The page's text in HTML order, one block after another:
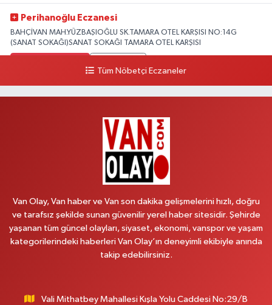
Perihanoğlu Eczanesi
BAHÇİVAN MAH.YÜZBAŞIOĞLU SK.TAMARA OTEL KARŞISI NO:14G
(SANAT SOKAĞI)SANAT SOKAĞI TAMARA OTEL KARŞISI
Yol Tarifi Al
BEYAZIT MAH.ZEYLAN CADDESİ OKYANUS GİYİM YANI NO:1
Afşar Eczanesi
Kazım Karabekir cad.Eski Araştırma Hastanesi karşısı (kent park karşısı )
Gürpınar Eczanesi
Tüm Nöbetçi Eczaneler
Van Olay, Van haber ve Van son dakika gelişmelerini hızlı, doğru
ve tarafsız şekilde sunan güvenilir yerel haber sitesidir. Şehirde
yaşanan tüm güncel olayları, siyaset, ekonomi, vanspor ve yaşam
kategorilerindeki haberleri Van Olay’ın deneyimli ekibiyle anında
takip edebilirsiniz.
Vali Mithatbey Mahallesi Kışla Yolu Caddesi No:29/B